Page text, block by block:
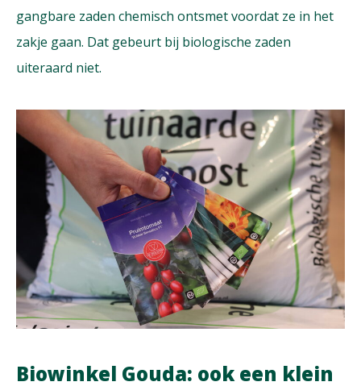
gangbare zaden chemisch ontsmet voordat ze in het
zakje gaan. Dat gebeurt bij biologische zaden
uiteraard niet.
Biowinkel Gouda: ook een klein